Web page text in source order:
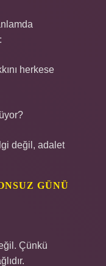
herkese
değil, adalet
GÜNÜ
Çünkü